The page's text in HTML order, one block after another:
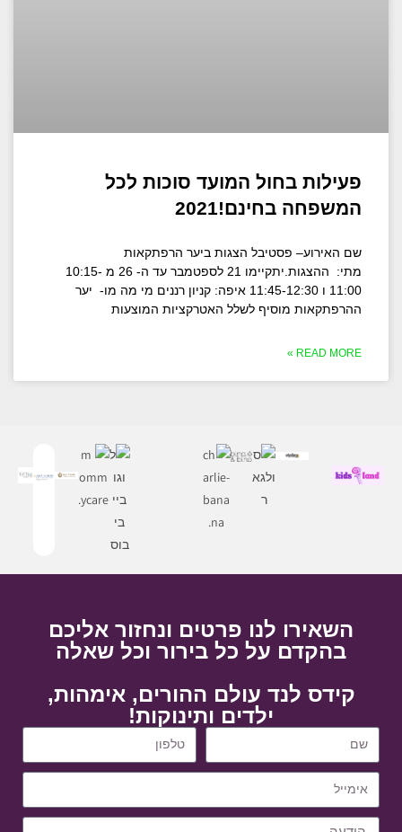
פעילות בחול המועד סוכות לכל
המשפחה בחינם!2021
שם האירוע– פסטיבל הצגות ביער הרפתקאות
מתי: ההצגות.יתקיימו 21 לספטמבר עד ה- 26 מ 10:15-
11:00 ו 11:45-12:30 איפה: קניון רננים מי מה מו- יער
ההרפתקאות מוסיף לשלל האטרקציות המוצעות
READ MORE »
השאירו לנו פרטים ונחזור אליכם
בהקדם על כל בירור וכל שאלה
קידס לנד עולם ההורים, אימהות,
ילדים ותינוקות!